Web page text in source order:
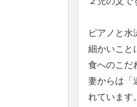
ピアノと水
細かいこと
食へのこだ
妻からは「
れています。